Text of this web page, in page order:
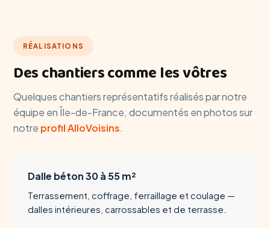
RÉALISATIONS
Des chantiers comme les vôtres
Quelques chantiers représentatifs réalisés par notre
équipe en Île-de-France, documentés en photos sur
notre profil AlloVoisins.
Dalle béton 30 à 55 m²
Terrassement, coffrage, ferraillage et coulage —
dalles intérieures, carrossables et de terrasse.